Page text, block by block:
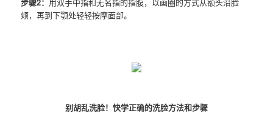
颊，再到下颚处轻轻按摩面部。
别胡乱洗脸！快学正确的洗脸方法和步骤